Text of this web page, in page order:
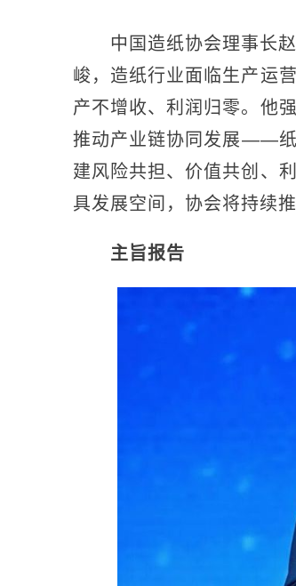
中国造纸协会理事长赵
峻，造纸行业面临生产运
产不增收、利润归零。他
推动产业链协同发展——纸
建风险共担、价值共创、
具发展空间，协会将持续
主旨报告